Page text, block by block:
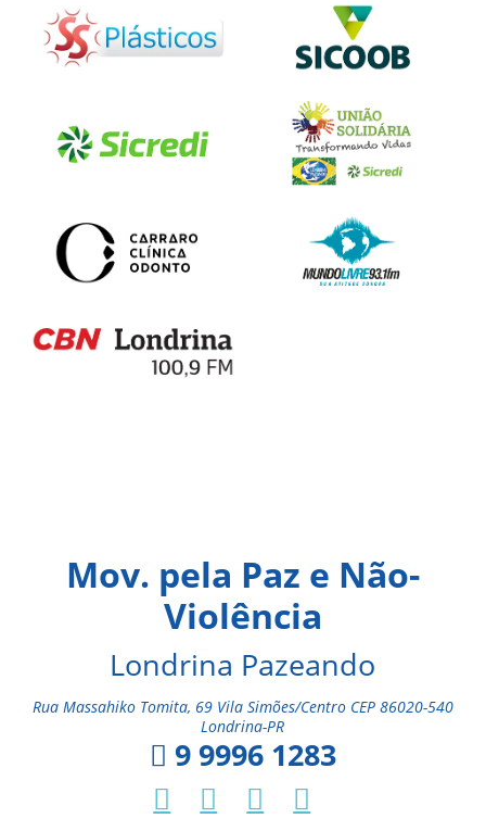
Mov. pela Paz e Não-
Violência
Londrina Pazeando
Rua Massahiko Tomita, 69 Vila Simões/Centro CEP 86020-540
Londrina-PR
9 9996 1283